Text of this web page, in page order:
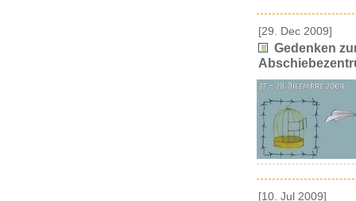
[29. Dec 2009]
Gedenken
[10. Jul 2009]